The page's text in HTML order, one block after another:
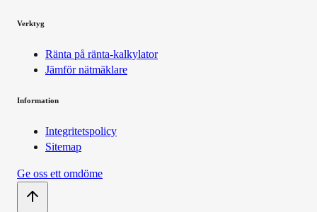
Verktyg
Ränta på ränta-kalkylator
Jämför nätmäklare
Information
Integritetspolicy
Sitemap
Ge oss ett omdöme